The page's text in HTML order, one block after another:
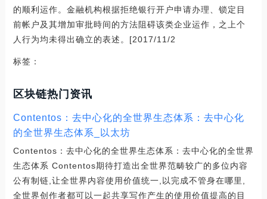
的顺利运作。金融机构根据拒绝银行开户申请办理、锁定目
前帐户及其增加审批時间的方法阻碍该类企业运作，之上个
人行为均未得出确立的表述。[2017/11/2
标签：
区块链热门资讯
Contentos：去中心化的全世界生态体系：去中心化
的全世界生态体系_以太坊
Contentos：去中心化的全世界生态体系：去中心化的全世界
生态体系 Contentos期待打造出全世界范畴较广的多位内容
公有制链,让全世界内容使用价值统⼀,以完成不管⾝在哪里,
全世界创作者都可以⼀起共享写作产生的使用价值提高的目